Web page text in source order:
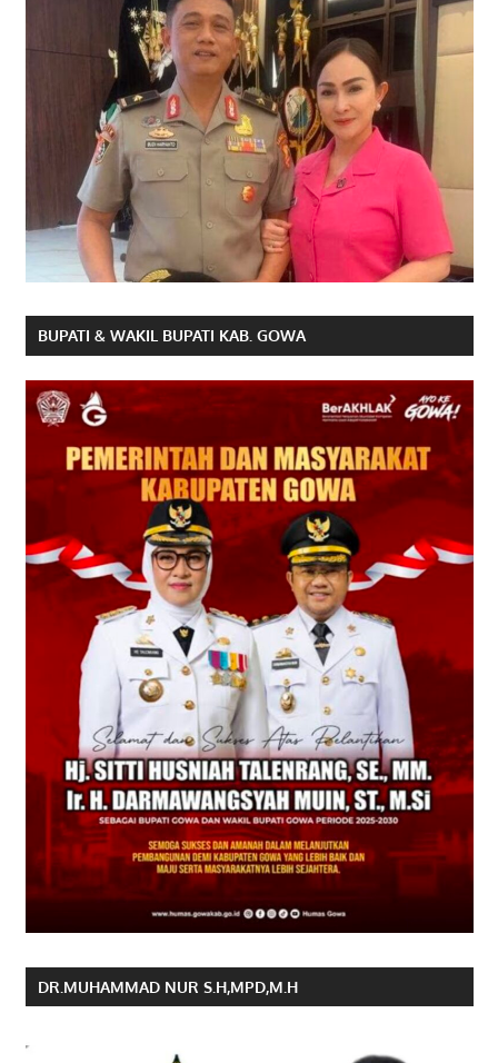
BUPATI & WAKIL BUPATI KAB. GOWA
DR.MUHAMMAD NUR S.H,MPD,M.H